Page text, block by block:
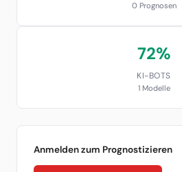
0 Prognosen
72%
KI-BOTS
1 Modelle
Anmelden zum Prognostizieren